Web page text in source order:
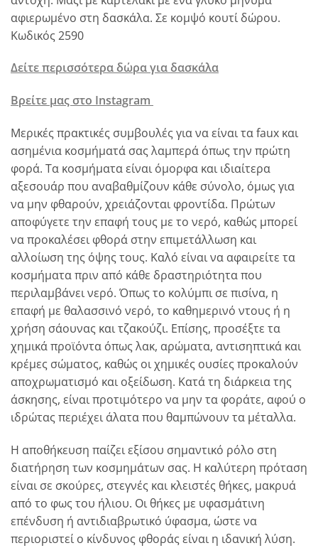
αφιερωμένο στη δασκάλα. Σε κομψό κουτί δώρου.
Κωδικός 2590
Δείτε περισσότερα δώρα για δασκάλα
Βρείτε μας στο Instagram
Μερικές πρακτικές συμβουλές για να είναι τα faux και
ασημένια κοσμήματά σας λαμπερά όπως την πρώτη
φορά. Τα κοσμήματα είναι όμορφα και ιδιαίτερα
αξεσουάρ που αναβαθμίζουν κάθε σύνολο, όμως για
να μην φθαρούν, χρειάζονται φροντίδα. Πρώτων
αποφύγετε την επαφή τους με το νερό, καθώς μπορεί
να προκαλέσει φθορά στην επιμετάλλωση και
αλλοίωση της όψης τους. Καλό είναι να αφαιρείτε τα
κοσμήματα πριν από κάθε δραστηριότητα που
περιλαμβάνει νερό. Όπως το κολύμπι σε πισίνα, η
επαφή με θαλασσινό νερό, το καθημερινό ντους ή η
χρήση σάουνας και τζακούζι. Επίσης, προσέξτε τα
χημικά προϊόντα όπως λακ, αρώματα, αντισηπτικά και
κρέμες σώματος, καθώς οι χημικές ουσίες προκαλούν
αποχρωματισμό και οξείδωση. Κατά τη διάρκεια της
άσκησης, είναι προτιμότερο να μην τα φοράτε, αφού ο
ιδρώτας περιέχει άλατα που θαμπώνουν τα μέταλλα.
Η αποθήκευση παίζει εξίσου σημαντικό ρόλο στη
διατήρηση των κοσμημάτων σας. Η καλύτερη πρόταση
είναι σε σκούρες, στεγνές και κλειστές θήκες, μακρυά
από το φως του ήλιου. Οι θήκες με υφασμάτινη
επένδυση ή αντιδιαβρωτικό ύφασμα, ώστε να
περιοριστεί ο κίνδυνος φθοράς είναι η ιδανική λύση.